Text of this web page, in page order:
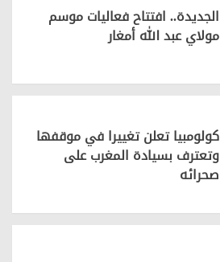
الجديدة.. افتتاح فعاليات موسم
مولاي عبد الله أمغار
كولومبيا تعلن تغييرا في موقفها
وتعترف بسيادة المغرب على
صحرائه